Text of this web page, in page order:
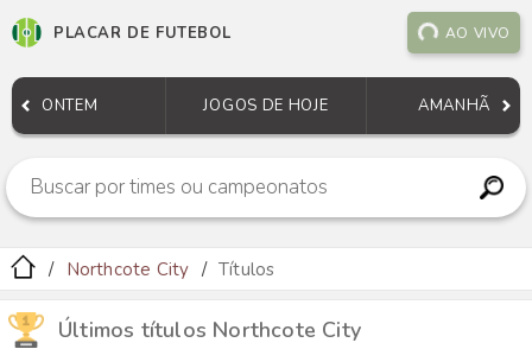
PLACAR DE FUTEBOL AO VIVO
ONTEM JOGOS DE HOJE AMANHÃ
Northcote City Títulos
Últimos títulos Northcote City